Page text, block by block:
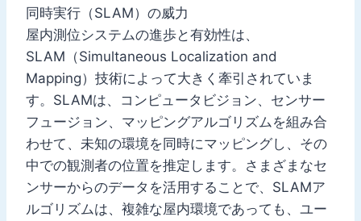
同時実行（SLAM）の威力
屋内測位システムの進歩と有効性は、
SLAM（Simultaneous Localization and
Mapping）技術によって大きく牽引されていま
す。SLAMは、コンピュータビジョン、センサー
フュージョン、マッピングアルゴリズムを組み合
わせて、未知の環境を同時にマッピングし、その
中での観測者の位置を推定します。さまざまなセ
ンサーからのデータを活用することで、SLAMア
ルゴリズムは、複雑な屋内環境であっても、ユー